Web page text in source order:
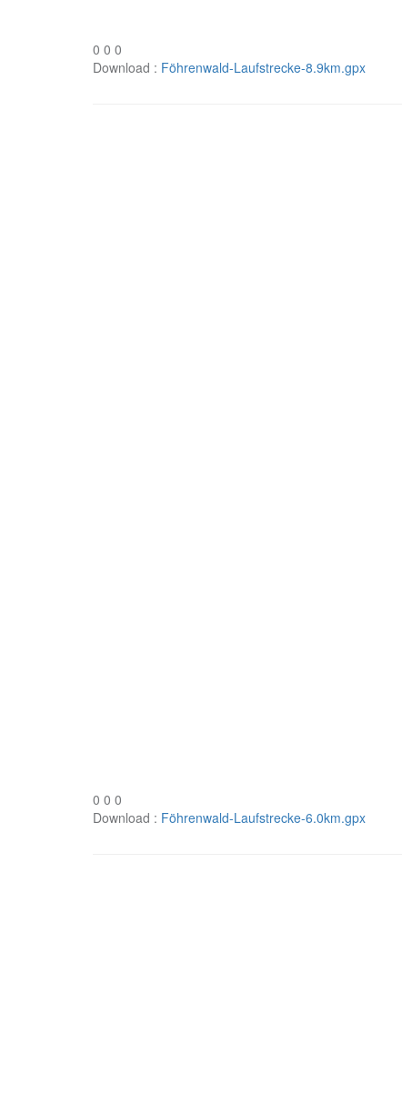
0 0 0
Download : Föhrenwald-Laufstrecke-8.9km.gpx
0 0 0
Download : Föhrenwald-Laufstrecke-6.0km.gpx